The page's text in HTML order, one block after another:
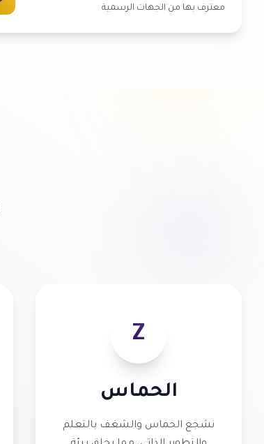
معترف بها من الجهات الرسمية
Z
الحماس
نشجع الحماس والشغف بالتعلم